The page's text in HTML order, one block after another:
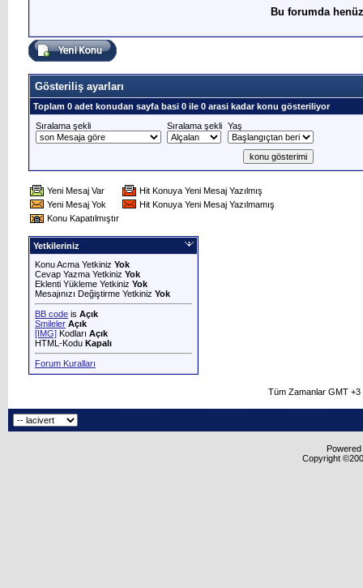
Bu forumda
Gösteriliş ayarları
Toplam 0 adet konudan sayfa basi 0 ile 0 arasi kadar konu gösteriliyor
Sıralama şekli
Sıralama şekli Yaş
Yeni Mesaj Var
Hit Konuya Yeni Mesaj Yazılmış
Yeni Mesaj Yok
Hit Konuya Yeni Mesaj Yazılmamış
Konu Kapatılmıştır
Yetkileriniz
Konu Acma Yetkiniz Yok
Cevap Yazma Yetkiniz Yok
Eklenti Yükleme Yetkiniz Yok
Mesajınızı Değiştirme Yetkiniz Yok
BB code is Açık
Smileler Açık
[IMG] Kodları Açık
HTML-Kodu Kapalı
Forum Kuralları
Tüm Zamanlar GMT
Copyright